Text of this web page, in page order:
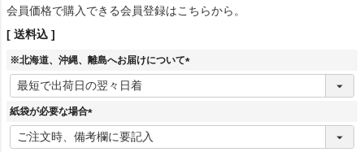
会員価格で購入できる会員登録はこちらから。
送料込
※北海道、沖縄、離島へお届けについて
(
紙袋が必要な場合
(
必